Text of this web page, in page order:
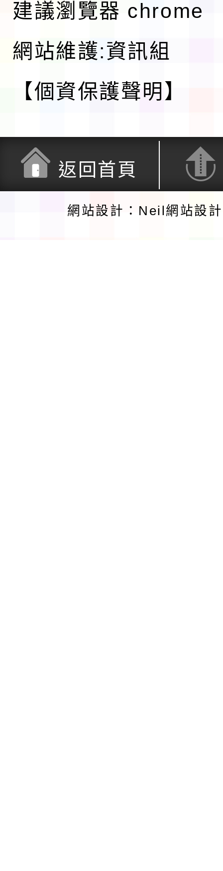
建議瀏覽器 chrome
網站維護:資訊組
【個資保護聲明】
返回首頁
網站設計：Neil網站設